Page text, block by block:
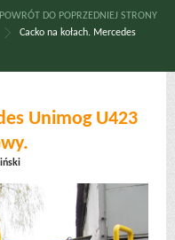
POWRÓT DO POPRZEDNIEJ STRONY
Cacko na kołach. Mercedes
Unimog U423